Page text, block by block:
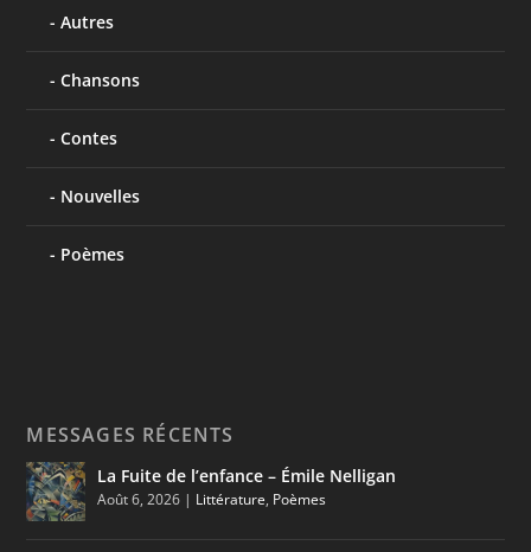
Autres
Chansons
Contes
Nouvelles
Poèmes
MESSAGES RÉCENTS
La Fuite de l’enfance – Émile Nelligan
Août 6, 2026 | Littérature, Poèmes